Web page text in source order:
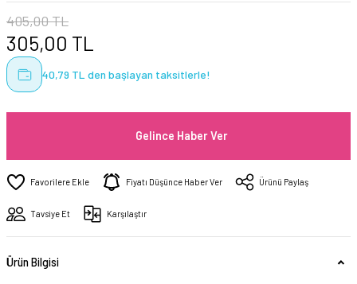
405,00 TL
305,00 TL
40,79 TL den başlayan taksitlerle!
Gelince Haber Ver
Fiyatı Düşünce Haber Ver Ürünü Paylaş
Tavsiye Et Karşılaştır
Ürün Bilgisi